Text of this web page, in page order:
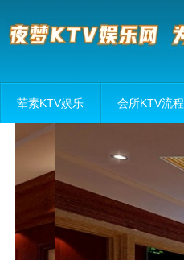
荤素KTV娱乐 会所KTV流程